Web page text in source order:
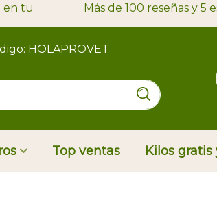
en tu
Más de 100 reseñas y 5
HOLAPROVET
Top ventas Kilos gratis